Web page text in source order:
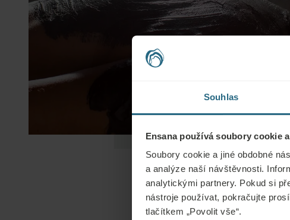
Souhlas
Ensana používá soubory cookie
Soubory cookie a jiné obdobné
a analýze naší návštěvnosti.
analytickými partnery. Pokud si
nástroje používat, pokračujte
tlačítkem „Povolit vše“.